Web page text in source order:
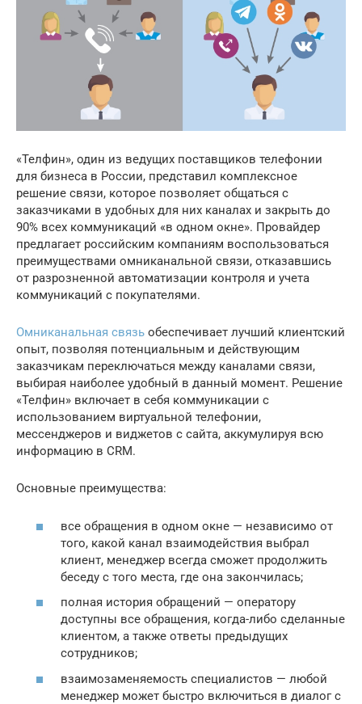
«Телфин», один из ведущих поставщиков телефонии
для бизнеса в России, представил комплексное
решение связи, которое позволяет общаться с
заказчиками в удобных для них каналах и закрыть до
90% всех коммуникаций «в одном окне». Провайдер
предлагает российским компаниям воспользоваться
преимуществами омниканальной связи, отказавшись
от разрозненной автоматизации контроля и учета
коммуникаций с покупателями.
Омниканальная связь обеспечивает лучший клиентский
опыт, позволяя потенциальным и действующим
заказчикам переключаться между каналами связи,
выбирая наиболее удобный в данный момент. Решение
«Телфин» включает в себя коммуникации с
использованием виртуальной телефонии,
мессенджеров и виджетов с сайта, аккумулируя всю
информацию в CRM.
Основные преимущества:
все обращения в одном окне — независимо от
того, какой канал взаимодействия выбрал
клиент, менеджер всегда сможет продолжить
беседу с того места, где она закончилась;
полная история обращений — оператору
доступны все обращения, когда-либо сделанные
клиентом, а также ответы предыдущих
сотрудников;
взаимозаменяемость специалистов — любой
менеджер может быстро включиться в диалог с